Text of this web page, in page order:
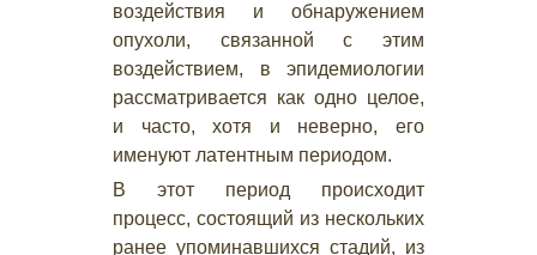
воздействия и обнаружением
опухоли, связанной с этим
воздействием, в эпидемиологии
рассматривается как одно целое,
и часто, хотя и неверно, его
именуют латентным периодом.
В этот период происходит
процесс, состоящий из нескольких
ранее упоминавшихся стадий, из